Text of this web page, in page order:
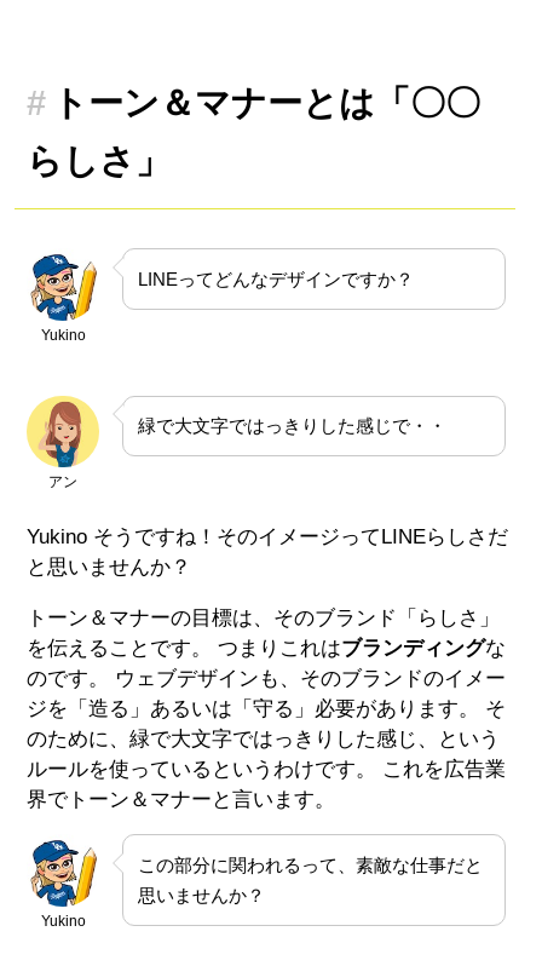
トーン＆マナーとは「〇〇
らしさ」
Yukino
LINEってどんなデザインですか？
アン
緑で大文字ではっきりした感じで・・
Yukino そうですね！そのイメージってLINEらしさだ
と思いませんか？
トーン＆マナーの目標は、そのブランド「らしさ」
を伝えることです。 つまりこれはブランディングな
のです。 ウェブデザインも、そのブランドのイメー
ジを「造る」あるいは「守る」必要があります。 そ
のために、緑で大文字ではっきりした感じ、という
ルールを使っているというわけです。 これを広告業
界でトーン＆マナーと言います。
Yukino
この部分に関われるって、素敵な仕事だと
思いませんか？